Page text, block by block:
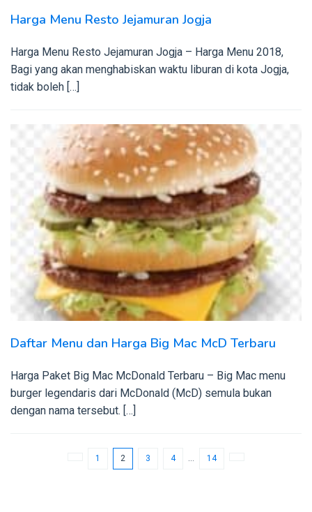
Harga Menu Resto Jejamuran Jogja
Harga Menu Resto Jejamuran Jogja – Harga Menu 2018,
Bagi yang akan menghabiskan waktu liburan di kota Jogja,
tidak boleh […]
Daftar Menu dan Harga Big Mac McD Terbaru
Harga Paket Big Mac McDonald Terbaru – Big Mac menu
burger legendaris dari McDonald (McD) semula bukan
dengan nama tersebut. […]
1 2 3 4 … 14